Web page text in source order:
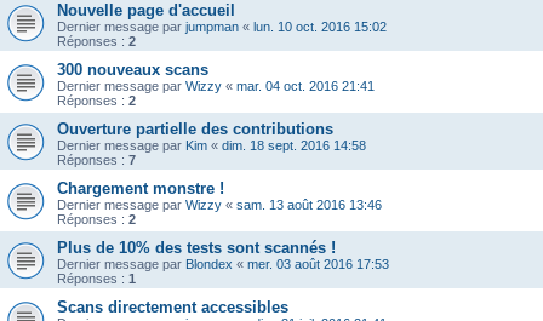
Nouvelle page d'accueil
Dernier message par jumpman « lun. 10 oct. 2016 15:02
Réponses : 2
300 nouveaux scans
Dernier message par Wizzy « mar. 04 oct. 2016 21:41
Réponses : 2
Ouverture partielle des contributions
Dernier message par Kim « dim. 18 sept. 2016 14:58
Réponses : 7
Chargement monstre !
Dernier message par Wizzy « sam. 13 août 2016 13:46
Réponses : 2
Plus de 10% des tests sont scannés !
Dernier message par Blondex « mer. 03 août 2016 17:53
Réponses : 1
Scans directement accessibles